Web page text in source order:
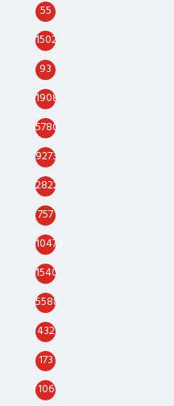
55
1502
93
1908
5780
9273
2822
757
10473
1540
5588
432
173
106